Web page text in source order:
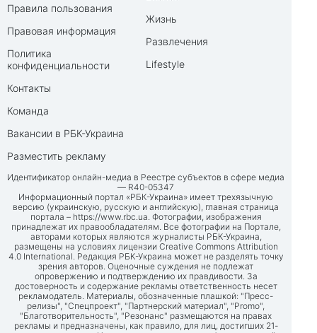
Правила пользования
Правовая информация
Политика
конфиденциальности
Контакты
Команда
Вакансии в РБК-Украина
Разместить рекламу
Жизнь
Развлечения
Lifestyle
Идентификатор онлайн-медиа в Реестре субъектов в сфере медиа
— R40-05347
Информационный портал «РБК-Украина» имеет трехязычную
версию (украинскую, русскую и английскую), главная страница
портала – https://www.rbc.ua. Фотографии, изображения
принадлежат их правообладателям. Все фотографии на Портале,
авторами которых являются журналисты РБК-Украина,
размещены на условиях лицензии Creative Commons Attribution
4.0 International. Редакция РБК-Украина может не разделять точку
зрения авторов. Оценочные суждения не подлежат
опровержению и подтверждению их правдивости. За
достоверность и содержание рекламы ответственность несет
рекламодатель. Материалы, обозначенные плашкой: "Пресс-
релизы", "Спецпроект", "Партнерский материал", "Promo",
"Благотворительность", "Резонанс" размещаются на правах
рекламы и предназначены, как правило, для лиц, достигших 21-